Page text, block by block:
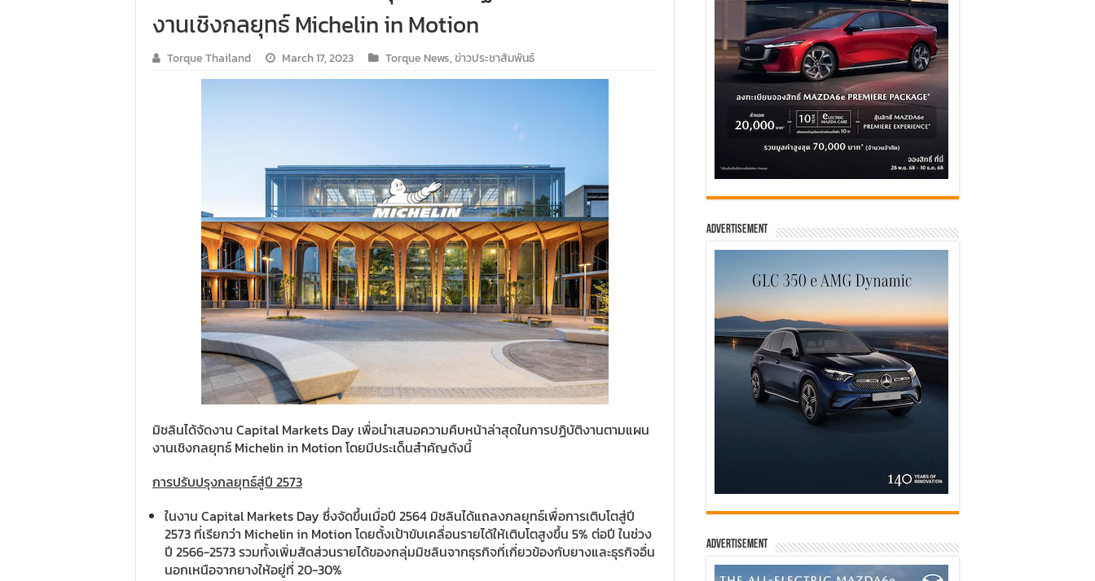
งานเชิงกลยุทธ์ Michelin in Motion
Torque Thailand March 17, 2023 Torque News,ข่าวประชาสัมพันธ์
มิชลินได้จัดงาน Capital Markets Day เพื่อนำเสนอความคืบหน้าล่าสุดในการปฏิบัติงานตามแผน
งานเชิงกลยุทธ์ Michelin in Motion โดยมีประเด็นสำคัญดังนี้
การปรับปรุงกลยุทธ์สู่ปี 2573
ในงาน Capital Markets Day ซึ่งจัดขึ้นเมื่อปี 2564 มิชลินได้แถลงกลยุทธ์เพื่อการเติบโตสู่ปี
2573 ที่เรียกว่า Michelin in Motion โดยตั้งเป้าขับเคลื่อนรายได้ให้เติบโตสูงขึ้น 5% ต่อปี ในช่วง
ปี 2566-2573 รวมทั้งเพิ่มสัดส่วนรายได้ของกลุ่มมิชลินจากธุรกิจที่เกี่ยวข้องกับยางและธุรกิจอื่น
นอกเหนือจากยางให้อยู่ที่ 20-30%
Advertisement
Advertisement